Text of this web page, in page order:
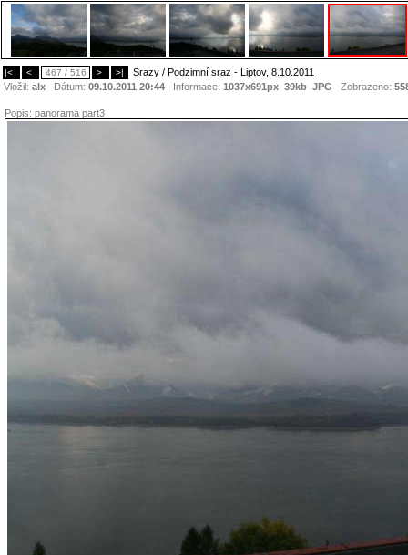
|< < 467 / 516 > >|
Srazy / Podzimní sraz - Liptov, 8.10.2011
Vložil: alx Dátum: 09.10.2011 20:44 Informace: 1037x691px 39kb JPG Zobrazeno:
Popis: panorama part3